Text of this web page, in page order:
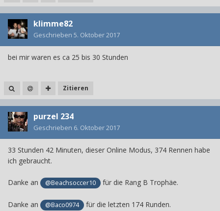
klimme82
Geschrieben 5. Oktober 2017
bei mir waren es ca 25 bis 30 Stunden
Zitieren
purzel 234
Geschrieben 6. Oktober 2017
33 Stunden 42 Minuten, dieser Online Modus, 374 Rennen habe
ich gebraucht.
Danke an @Beachsoccer10 für die Rang B Trophäe.
Danke an @Baco0974 für die letzten 174 Runden.